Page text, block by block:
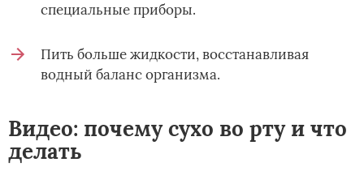
специальные приборы.
Пить больше жидкости, восстанавливая
водный баланс организма.
Видео: почему сухо во рту и что
делать